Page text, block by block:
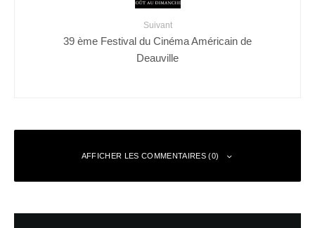
Suivant
39 ème Festival du Cinéma Américain de
Deauville
AFFICHER LES COMMENTAIRES (0)